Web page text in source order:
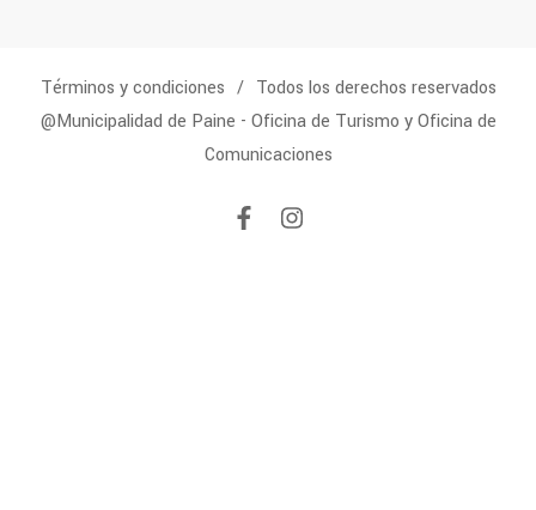
Términos y condiciones
Todos los derechos reservados
@Municipalidad de Paine - Oficina de Turismo y Oficina de
Comunicaciones